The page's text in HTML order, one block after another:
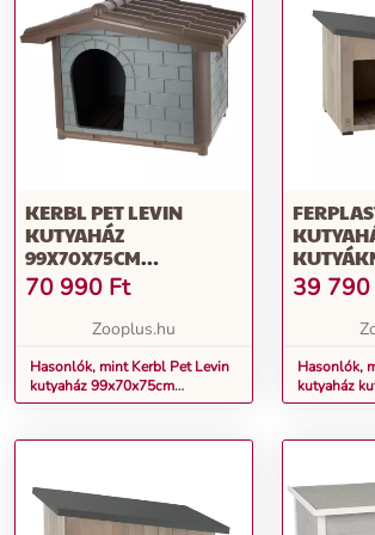
KERBL PET LEVIN
KUTYAHÁZ
99X70X75CM
KUTYÁKNAK
70 990 Ft
Zooplus.hu
Hasonlók, mint Kerbl Pet Levin
kutyaház 99x70x75cm
kutyáknak
MÉRET:
X M 52
39 790
Hasonlók,
kutyaház
méret: Sz